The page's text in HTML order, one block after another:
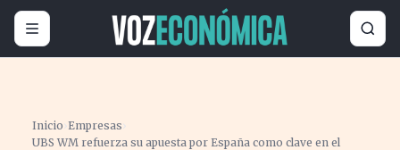
Inicio ›Empresas ›
UBS WM refuerza su apuesta por España como clave en el